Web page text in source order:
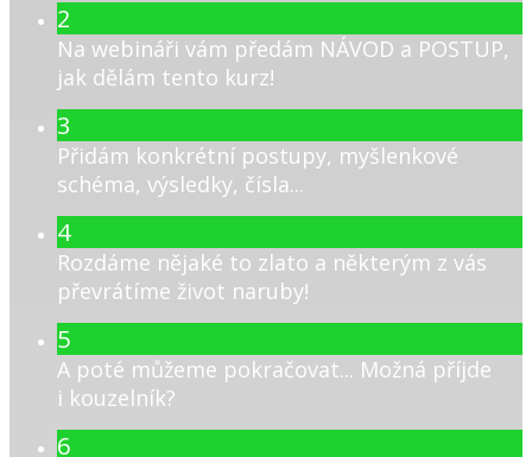
2
Na webináři vám předám NÁVOD a POSTUP,
jak dělám tento kurz!
3
Přidám konkrétní postupy, myšlenkové
schéma, výsledky, čísla...
4
Rozdáme nějaké to zlato a některým z vás
převrátíme život naruby!
5
A poté můžeme pokračovat... Možná příjde
i kouzelník?
6